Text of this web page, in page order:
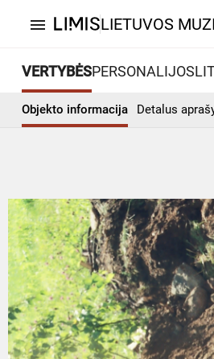
menu LIETUVOS
VERTYBĖSPERSONALIJOS
Objekto informacija Detalus